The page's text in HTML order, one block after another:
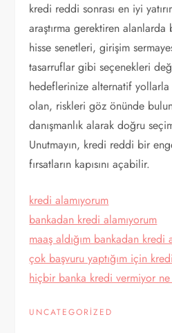
kredi reddi sonrası en iyi
araştırma gerektiren
hisse senetleri, girişim
tasarruflar gibi seçenekleri
hedeflerinize alternatif
olan, riskleri göz önünde
danışmanlık alarak doğru
Unutmayın, kredi reddi bir
fırsatların kapısını açabilir.
kredi alamıyorum
bankadan kredi alamıyorum
maaş aldığım bankadan kredi
çok başvuru yaptığım için
hiçbir banka kredi vermiyor ne
UNCATEGORIZED